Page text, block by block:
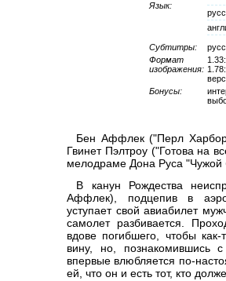
Язык:
Субтитры:
Формат
изображения:
Бонусы:
Бен Аффлек ("Перл
Гвинет Пэлтроу ("Готова на
мелодраме Дона Руса "Чужой
В канун Рождества
Аффлек), подцепив в
уступает свой авиабилет
самолет разбивается.
вдове погибшего, чтобы
вину, но, познакомившись
впервые влюбляется по-
ей, что он и есть тот, кто